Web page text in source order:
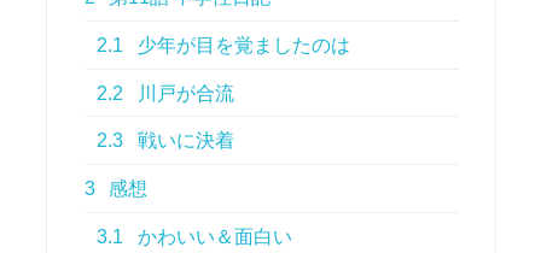
2.1 少年が目を覚ましたのは
2.2 川戸が合流
2.3 戦いに決着
3 感想
3.1 かわいい＆面白い